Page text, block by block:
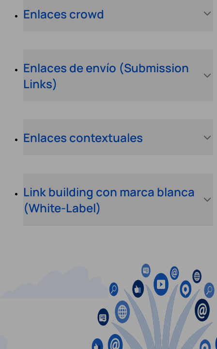
Enlaces crowd
Enlaces de envío (Submission
Links)
Enlaces contextuales
Link building con marca blanca
(White-Label)